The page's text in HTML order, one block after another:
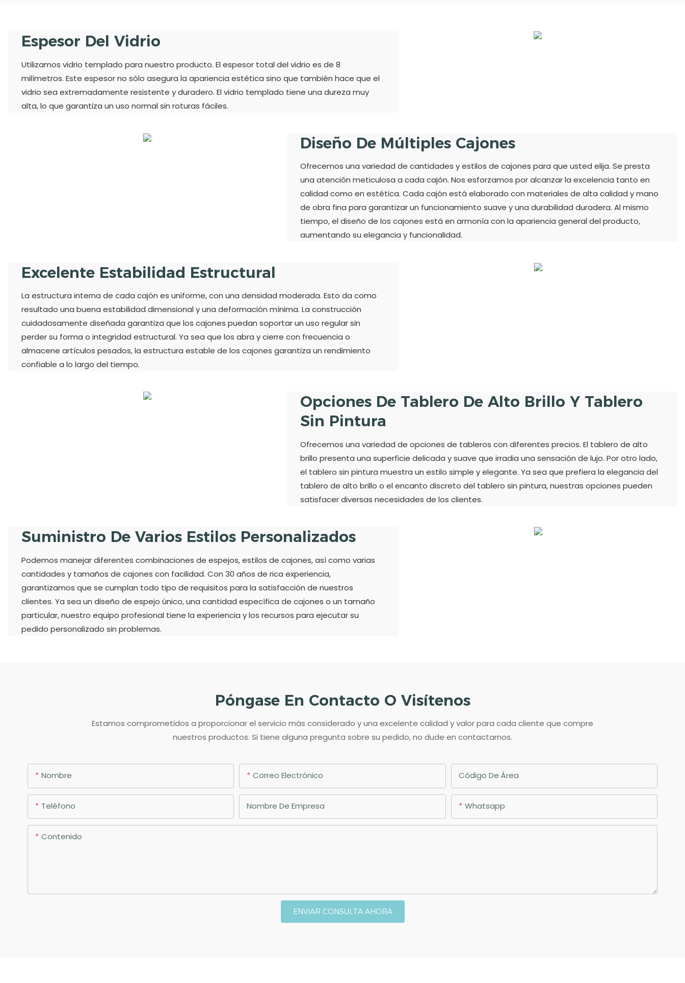
Espesor Del Vidrio
Utilizamos vidrio templado para nuestro producto. El espesor total del vidrio es de 8
milímetros. Este espesor no sólo asegura la apariencia estética sino que también hace que el
vidrio sea extremadamente resistente y duradero. El vidrio templado tiene una dureza muy
alta, lo que garantiza un uso normal sin roturas fáciles.
Diseño De Múltiples Cajones
Ofrecemos una variedad de cantidades y estilos de cajones para que usted elija. Se presta
una atención meticulosa a cada cajón. Nos esforzamos por alcanzar la excelencia tanto en
calidad como en estética. Cada cajón está elaborado con materiales de alta calidad y mano
de obra fina para garantizar un funcionamiento suave y una durabilidad duradera. Al mismo
tiempo, el diseño de los cajones está en armonía con la apariencia general del producto,
aumentando su elegancia y funcionalidad.
Excelente Estabilidad Estructural
La estructura interna de cada cajón es uniforme, con una densidad moderada. Esto da como
resultado una buena estabilidad dimensional y una deformación mínima. La construcción
cuidadosamente diseñada garantiza que los cajones puedan soportar un uso regular sin
perder su forma o integridad estructural. Ya sea que los abra y cierre con frecuencia o
almacene artículos pesados, la estructura estable de los cajones garantiza un rendimiento
confiable a lo largo del tiempo.
Opciones De Tablero De Alto Brillo Y Tablero
Sin Pintura
Ofrecemos una variedad de opciones de tableros con diferentes precios. El tablero de alto
brillo presenta una superficie delicada y suave que irradia una sensación de lujo. Por otro lado,
el tablero sin pintura muestra un estilo simple y elegante. Ya sea que prefiera la elegancia del
tablero de alto brillo o el encanto discreto del tablero sin pintura, nuestras opciones pueden
satisfacer diversas necesidades de los clientes.
Suministro De Varios Estilos Personalizados
Podemos manejar diferentes combinaciones de espejos, estilos de cajones, así como varias
cantidades y tamaños de cajones con facilidad. Con 30 años de rica experiencia,
garantizamos que se cumplan todo tipo de requisitos para la satisfacción de nuestros
clientes. Ya sea un diseño de espejo único, una cantidad específica de cajones o un tamaño
particular, nuestro equipo profesional tiene la experiencia y los recursos para ejecutar su
pedido personalizado sin problemas.
Póngase En Contacto O Visítenos
Estamos comprometidos a proporcionar el servicio más considerado y una excelente calidad y valor para cada cliente que compre
nuestros productos. Si tiene alguna pregunta sobre su pedido, no dude en contactarnos.
Nombre Correo Electrónico Código De Área
Teléfono Nombre De Empresa Whatsapp
Contenido
ENVIAR CONSULTA AHORA